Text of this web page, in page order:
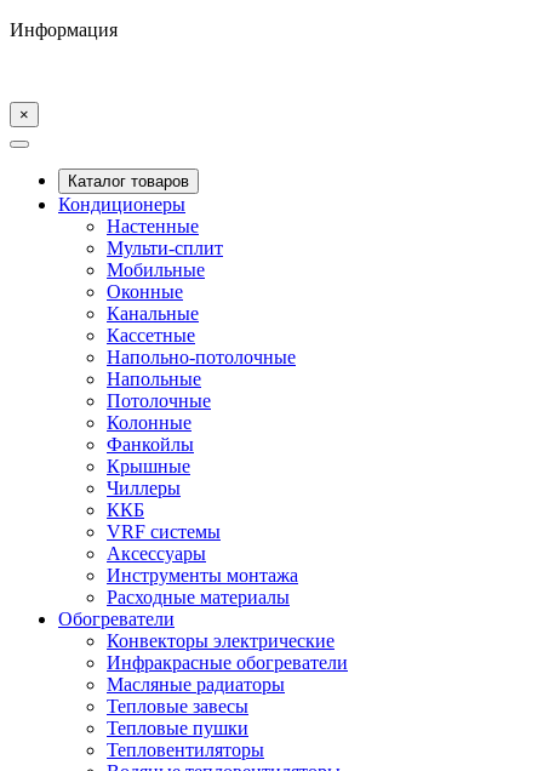
Информация
×
Каталог товаров
Кондиционеры
Настенные
Мульти-сплит
Мобильные
Оконные
Канальные
Кассетные
Напольно-потолочные
Напольные
Потолочные
Колонные
Фанкойлы
Крышные
Чиллеры
ККБ
VRF системы
Аксессуары
Инструменты монтажа
Расходные материалы
Обогреватели
Конвекторы электрические
Инфракрасные обогреватели
Масляные радиаторы
Тепловые завесы
Тепловые пушки
Тепловентиляторы